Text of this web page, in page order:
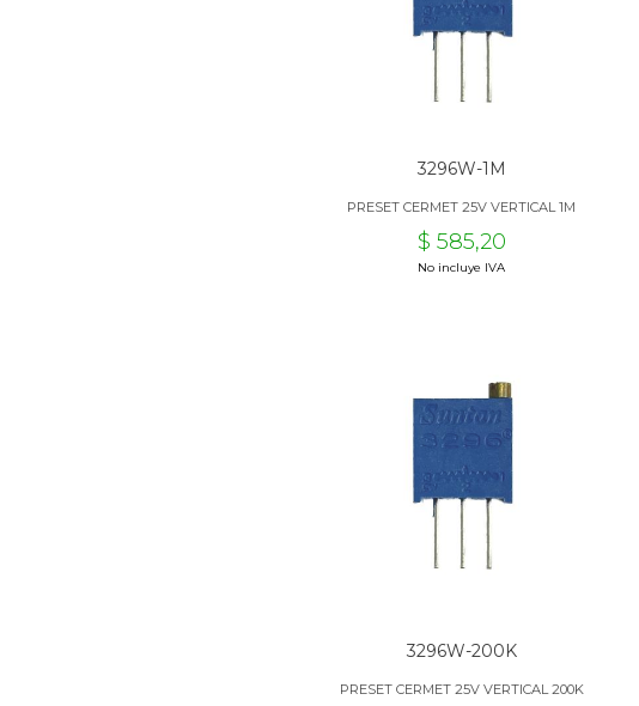
3296W-1M
PRESET CERMET 25V VERTICAL 1M
$ 585,20
No incluye IVA
3296W-200K
PRESET CERMET 25V VERTICAL 200K